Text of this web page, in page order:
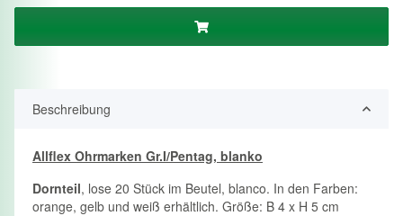
Beschreibung
Allflex Ohrmarken Gr.I/Pentag, blanko
Dornteil, lose 20 Stück im Beutel, blanco. In den Farben:
orange, gelb und weiß erhältlich. Größe: B 4 x H 5 cm